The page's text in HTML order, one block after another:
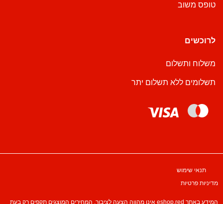
טופס משוב
לרוכשים
משלוח ותשלום
תשלומים ללא תשלום יתר
תנאי שימוש
מדיניות פרטיות
המידע באתר eshop.red אינו מהווה הצעה לציבור. המחירים המוצגים תקפים רק בעת